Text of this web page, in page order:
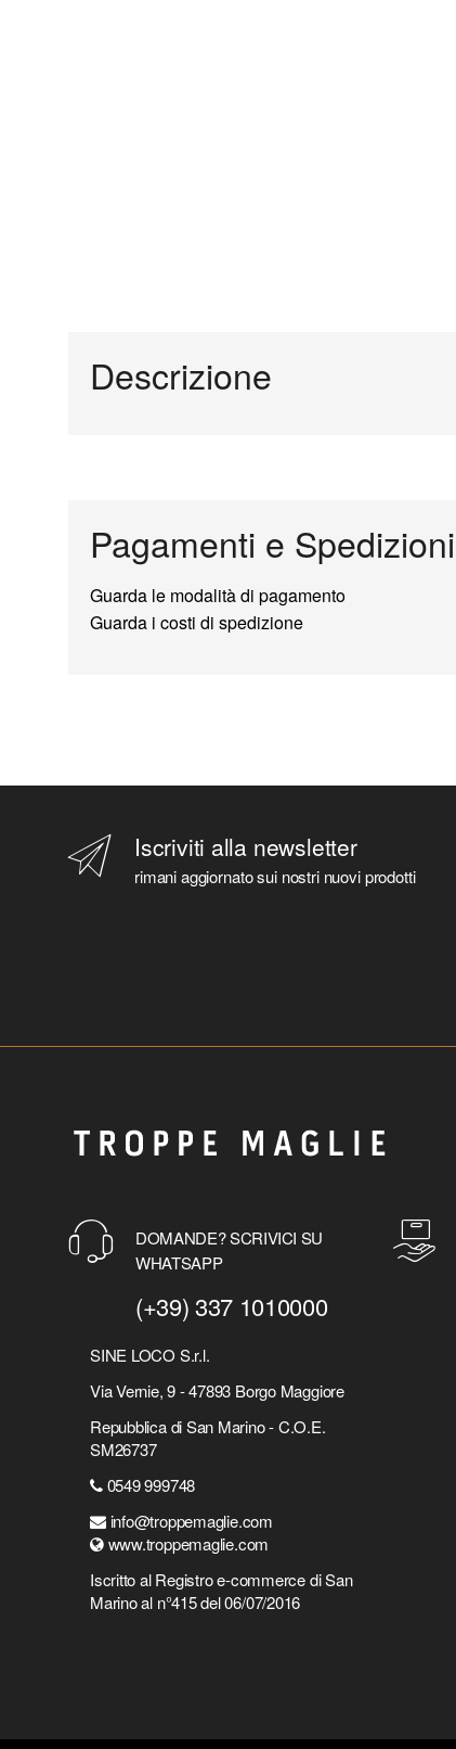
Descrizione
Pagamenti e Spedizioni
Guarda le modalità di pagamento
Guarda i costi di spedizione
Iscriviti alla newsletter
rimani aggiornato sui nostri nuovi prodotti
DOMANDE? SCRIVICI SU
WHATSAPP
(+39) 337 1010000
SINE LOCO S.r.l.
Via Vernie, 9 - 47893 Borgo Maggiore
Repubblica di San Marino - C.O.E.
SM26737
0549 999748
info@troppemaglie.com
www.troppemaglie.com
Iscritto al Registro e-commerce di San
Marino al n°415 del 06/07/2016